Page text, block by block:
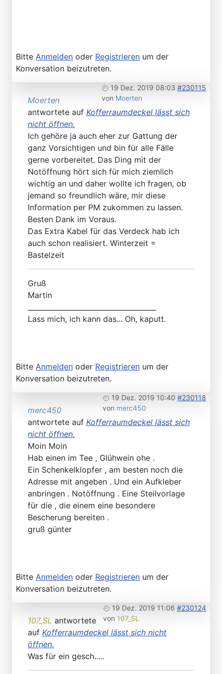
Bitte Anmelden oder Registrieren um der
Konversation beizutreten.
19 Dez. 2019 08:03 #230115
von Moerten
Moerten
antwortete auf Kofferraumdeckel lässt sich
nicht öffnen.
Ich gehöre ja auch eher zur Gattung der
ganz Vorsichtigen und bin für alle Fälle
gerne vorbereitet. Das Ding mit der
Notöffnung hört sich für mich ziemlich
wichtig an und daher wollte ich fragen, ob
jemand so freundlich wäre, mir diese
Information per PM zukommen zu lassen.
Besten Dank im Voraus.
Das Extra Kabel für das Verdeck hab ich
auch schon realisiert. Winterzeit =
Bastelzeit
Gruß
Martin
Lass mich, ich kann das... Oh, kaputt.
Bitte Anmelden oder Registrieren um der
Konversation beizutreten.
19 Dez. 2019 10:40 #230118
von merc450
merc450
antwortete auf Kofferraumdeckel lässt sich
nicht öffnen.
Moin Moin
Hab einen im Tee , Glühwein ohe .
Ein Schenkelklopfer , am besten noch die
Adresse mit angeben . Und ein Aufkleber
anbringen . Notöffnung . Eine Steilvorlage
für die , die einem eine besondere
Bescherung bereiten .
gruß günter
Bitte Anmelden oder Registrieren um der
Konversation beizutreten.
19 Dez. 2019 11:06 #230124
von 107_SL
107_SL antwortete
auf Kofferraumdeckel lässt sich nicht
öffnen.
Was für ein gesch.....